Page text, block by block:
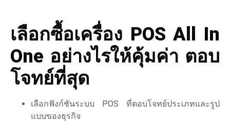
เลือกซื้อเครื่อง POS All In
One อย่างไรให้คุ้มค่า ตอบ
โจทย์ที่สุด
เลือกฟังก์ชันระบบ POS ที่ตอบโจทย์ประเภทและรูป
แบบของธุรกิจ